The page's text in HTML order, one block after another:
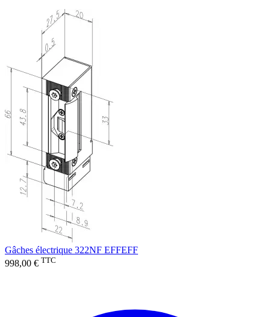
Gâches électrique 322NF EFFEFF
998,00 € TTC